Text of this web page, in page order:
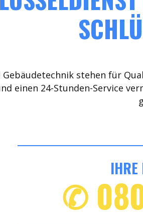
Gebäudetechnik stehen für
einen 24-Stunden-Service
IHRE
✆